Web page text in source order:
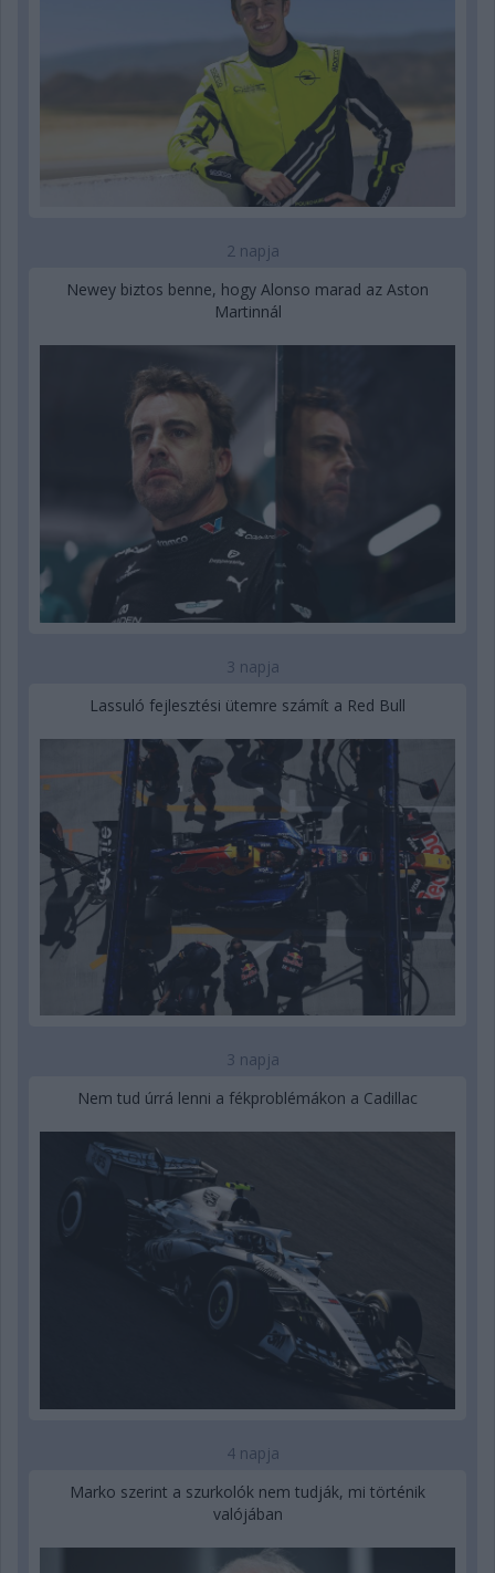
2 napja
Newey biztos benne, hogy Alonso marad az Aston
Martinnál
3 napja
Lassuló fejlesztési ütemre számít a Red Bull
3 napja
Nem tud úrrá lenni a fékproblémákon a Cadillac
4 napja
Marko szerint a szurkolók nem tudják, mi történik
valójában